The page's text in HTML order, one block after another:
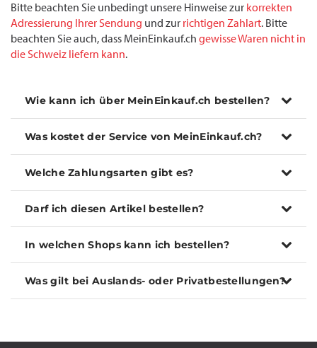
Bitte beachten Sie unbedingt unsere Hinweise zur korrekten
Adressierung Ihrer Sendung und zur richtigen Zahlart. Bitte
beachten Sie auch, dass MeinEinkauf.ch gewisse Waren nicht in
die Schweiz liefern kann.
Wie kann ich über MeinEinkauf.ch bestellen?
Was kostet der Service von MeinEinkauf.ch?
Welche Zahlungsarten gibt es?
Darf ich diesen Artikel bestellen?
In welchen Shops kann ich bestellen?
Was gilt bei Auslands- oder Privatbestellungen?